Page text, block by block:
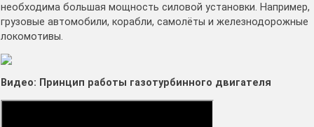
необходима большая мощность силовой установки. Например,
грузовые автомобили, корабли, самолёты и железнодорожные
локомотивы.
Видео: Принцип работы газотурбинного двигателя